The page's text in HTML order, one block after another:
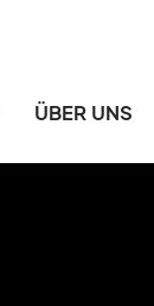
ÜBER UNS